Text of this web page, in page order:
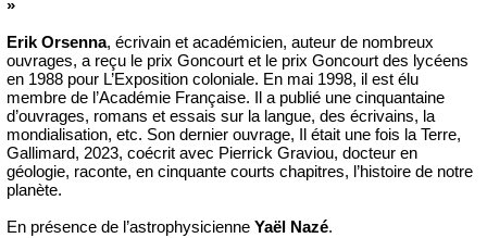
»
Erik Orsenna, écrivain et académicien, auteur de nombreux
ouvrages, a reçu le prix Goncourt et le prix Goncourt des lycéens
en 1988 pour L’Exposition coloniale. En mai 1998, il est élu
membre de l’Académie Française. Il a publié une cinquantaine
d’ouvrages, romans et essais sur la langue, des écrivains, la
mondialisation, etc. Son dernier ouvrage, Il était une fois la Terre,
Gallimard, 2023, coécrit avec Pierrick Graviou, docteur en
géologie, raconte, en cinquante courts chapitres, l’histoire de notre
planète.
En présence de l’astrophysicienne Yaël Nazé.